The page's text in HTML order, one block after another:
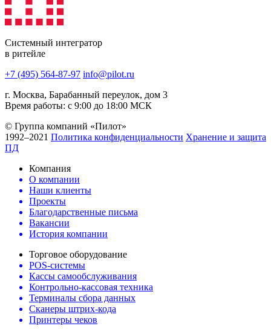
Системный интегратор
в ритейле
+7 (495) 564-87-97 info@pilot.ru
г. Москва, Барабанный переулок, дом 3
Время работы: с 9:00 до 18:00 МСК
© Группа компаний «Пилот»
1992–2021 Политика конфиденциальности Хранение и защита
ПД
Компания
О компании
Наши клиенты
Проекты
Благодарственные письма
Вакансии
История компании
Торговое оборудование
POS-системы
Кассы самообслуживания
Контрольно-кассовая техника
Терминалы сбора данных
Сканеры штрих-кода
Принтеры чеков